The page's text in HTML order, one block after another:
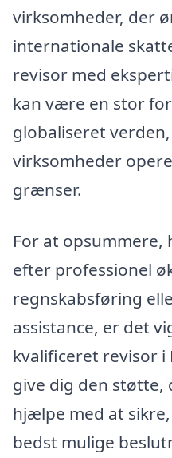
virksomheder, der
internationale
revisor med
kan være en stor
globaliseret
virksomheder
grænser.
For at opsummere,
efter professionel
regnskabsføring
assistance, er det
kvalificeret revisor i
give dig den støtte,
hjælpe med at
bedst mulige